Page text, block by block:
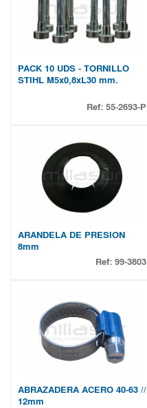
PACK 10 UDS - TORNILLO
STIHL M5x0,8xL30 mm.
Ref: 55-2693-P
ARANDELA DE PRESION
8mm
Ref: 99-3803
ABRAZADERA ACERO 40-63 //
12mm